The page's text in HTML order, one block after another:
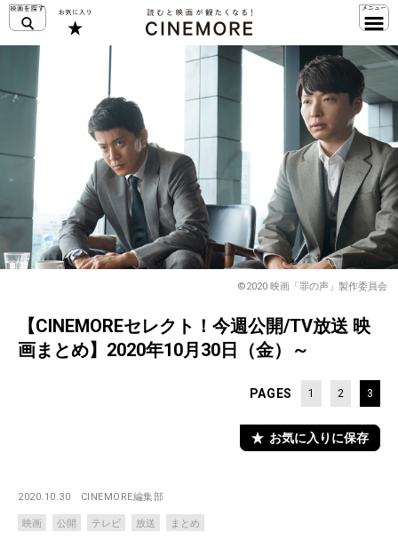
©2020 映画「罪の声」製作委員会
【CINEMOREセレクト！今週公開/TV放送 映
画まとめ】2020年10月30日（金）～
PAGES 1 2 3
お気に入りに保存
2020.10.30 CINEMORE編集部
映画 公開 テレビ 放送 まとめ